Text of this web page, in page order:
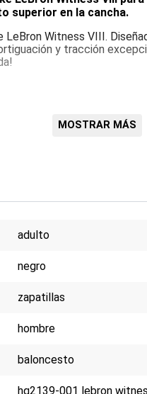
superior en la cancha.
LeBron Witness VIII.
y tracción
MOSTRAR MÁS
adulto
negro
zapatillas
hombre
baloncesto
hq2139-001 lebron